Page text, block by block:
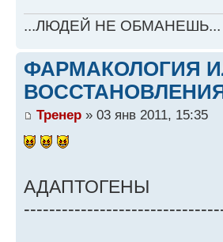
...ЛЮДЕЙ НЕ ОБМАНЕШЬ...
ФАРМАКОЛОГИЯ
Тренер » 03 янв 2011, 15:35
АДАПТОГЕНЫ